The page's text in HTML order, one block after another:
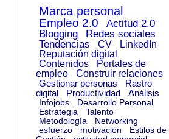
Marca personal
Empleo 2.0
Actitud 2.0
Blogging
Redes sociales
Tendencias
CV
LinkedIn
Reputación digital
Contenidos
Portales de
empleo
Construir relaciones
Gestionar personas
Rastro
digital
Productividad Análisis
Infojobs
Desarrollo Personal
Estrategia
Talento
Metodología
Networking
esfuerzo
motivación
Estilos de